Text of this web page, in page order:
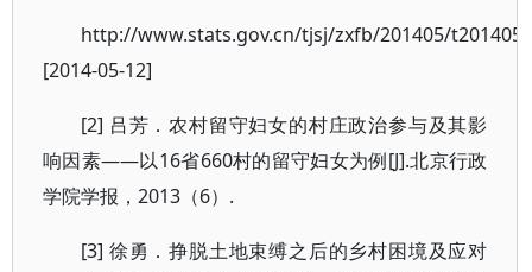
http://www.stats.gov.cn/tjsj/zxfb/201405/
[2014-05-12]
[2] 吕芳．农村留守妇女的村庄政治参与及其影
响因素——以16省660村的留守妇女为例[J].北京行政
学院学报，2013（6）.
[3] 徐勇．挣脱土地束缚之后的乡村困境及应对